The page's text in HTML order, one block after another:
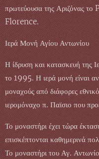
πρωτεύουσα της Αριζόνας
Florence.
Ιερά Μονή Αγίου Αντωνίου
Η ίδρυση και κατασκευή της
το 1995. Η ιερά μονή είναι
μοναχούς από διάφορες
ιερομόναχο π. Παϊσιο που
Το μοναστήρι έχει τώρα
επισκέπτονται καθημερινά
Το μοναστήρι του Αγ.